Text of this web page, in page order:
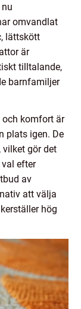
omvandlat
lättskött
är
tilltalande,
barnfamiljer
och komfort är
plats igen. De
vilket gör det
efter
av
att välja
hög